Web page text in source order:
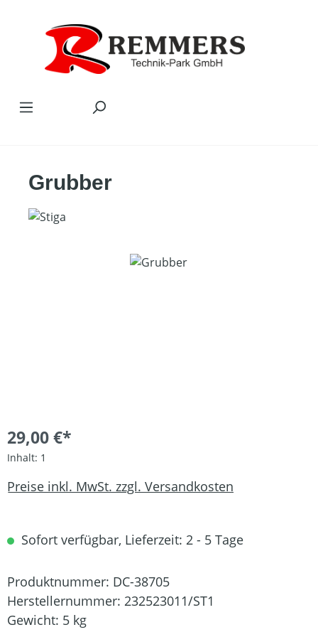
Grubber
Bildergalerie überspringen
29,00 €*
Inhalt: 1
Preise inkl. MwSt. zzgl. Versandkosten
Sofort verfügbar, Lieferzeit: 2 - 5 Tage
Produktnummer: DC-38705
Herstellernummer: 232523011/ST1
Gewicht: 5 kg